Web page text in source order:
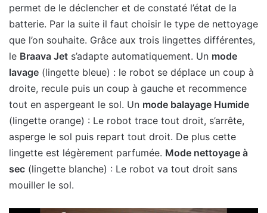
permet de le déclencher et de constaté l’état de la
batterie. Par la suite il faut choisir le type de nettoyage
que l’on souhaite. Grâce aux trois lingettes différentes,
le Braava Jet s’adapte automatiquement. Un mode
lavage (lingette bleue) : le robot se déplace un coup à
droite, recule puis un coup à gauche et recommence
tout en aspergeant le sol. Un mode balayage Humide
(lingette orange) : Le robot trace tout droit, s’arrête,
asperge le sol puis repart tout droit. De plus cette
lingette est légèrement parfumée. Mode nettoyage à
sec (lingette blanche) : Le robot va tout droit sans
mouiller le sol.